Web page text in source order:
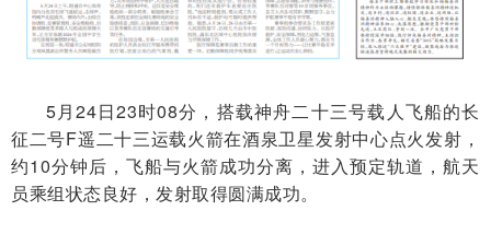
5月24日23时08分，搭载神舟二十三号载人飞船的长
征二号F遥二十三运载火箭在酒泉卫星发射中心点火发射，
约10分钟后，飞船与火箭成功分离，进入预定轨道，航天
员乘组状态良好，发射取得圆满成功。